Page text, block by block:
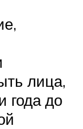
лица,
года до